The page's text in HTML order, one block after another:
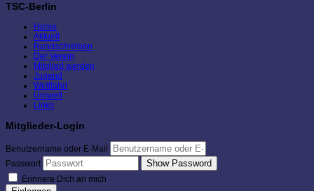
TSC-Berlin
Home
Aktuell
Rundschreiben
Der Verein
Mitglied werden
Jugend
Wettfahrt
Umwelt
Links
Mitglieder-Login
Benutzername oder E-Mail
Passwort
Show Password
Erinnere Dich an mich